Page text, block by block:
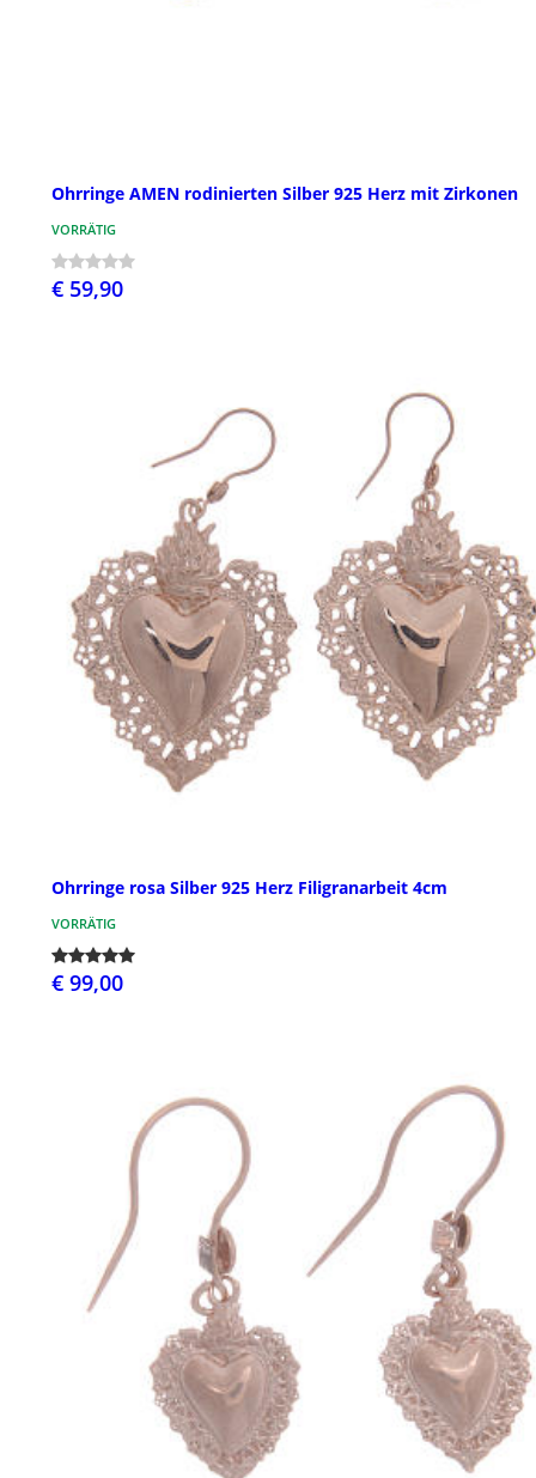
Ohrringe AMEN rodinierten Silber 925 Herz mit Zirkonen
VORRÄTIG
€ 59,90
Ohrringe rosa Silber 925 Herz Filigranarbeit 4cm
VORRÄTIG
€ 99,00